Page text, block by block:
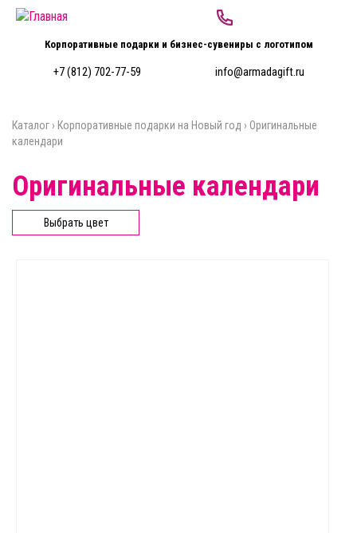
Перейти к основному содержанию
Корпоративные подарки и бизнес-сувениры с логотипом
+7 (812) 702-77-59 info@armadagift.ru
Вы здесь
Каталог › Корпоративные подарки на Новый год › Оригинальные
календари
Оригинальные календари
Выбрать цвет